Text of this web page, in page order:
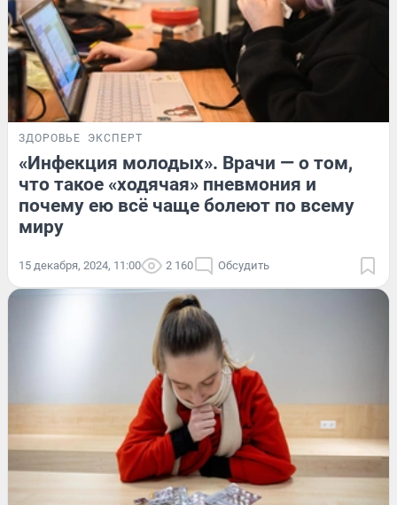
ЗДОРОВЬЕ ЭКСПЕРТ
«Инфекция молодых». Врачи — о том,
что такое «ходячая» пневмония и
почему ею всё чаще болеют по всему
миру
15 декабря, 2024, 11:00 2 160 Обсудить